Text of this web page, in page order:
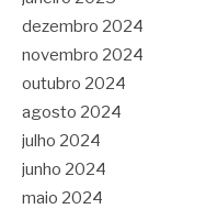
dezembro 2024
novembro 2024
outubro 2024
agosto 2024
julho 2024
junho 2024
maio 2024